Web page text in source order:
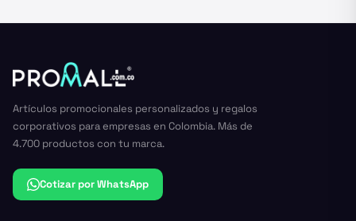
Artículos promocionales personalizados y regalos
corporativos para empresas en Colombia. Más de
4.700 productos con tu marca.
Cotizar por WhatsApp